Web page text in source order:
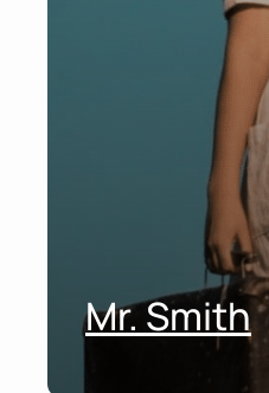
Mr. Smith